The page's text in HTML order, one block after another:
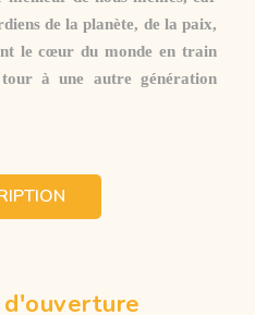
de la planète, de la paix,
le cœur du monde en train
à une autre génération